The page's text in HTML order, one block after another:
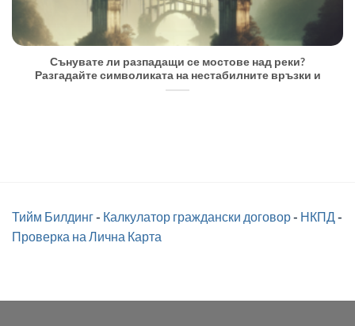
Сънувате ли разпадащи се мостове над реки?
Разгадайте символиката на нестабилните връзки и
Тийм Билдинг- Калкулатор граждански договор- НКПД-
Проверка на Лична Карта